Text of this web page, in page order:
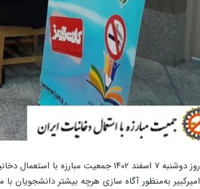
روز دوشنبه ۷ اسفند ۱۴۰۲ جمعیت
امیرکبیر به‌منظور آگاه سازی هرچه بیشتر دانشجویان